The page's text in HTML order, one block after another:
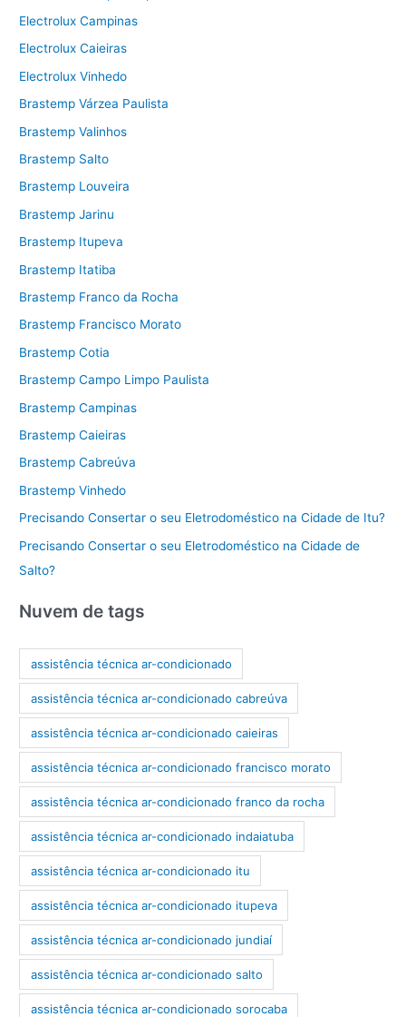
Electrolux Campinas
Electrolux Caieiras
Electrolux Vinhedo
Brastemp Várzea Paulista
Brastemp Valinhos
Brastemp Salto
Brastemp Louveira
Brastemp Jarinu
Brastemp Itupeva
Brastemp Itatiba
Brastemp Franco da Rocha
Brastemp Francisco Morato
Brastemp Cotia
Brastemp Campo Limpo Paulista
Brastemp Campinas
Brastemp Caieiras
Brastemp Cabreúva
Brastemp Vinhedo
Precisando Consertar o seu Eletrodoméstico na Cidade de Itu?
Precisando Consertar o seu Eletrodoméstico na Cidade de
Salto?
Nuvem de tags
assistência técnica ar-condicionado
assistência técnica ar-condicionado cabreúva
assistência técnica ar-condicionado caieiras
assistência técnica ar-condicionado francisco morato
assistência técnica ar-condicionado franco da rocha
assistência técnica ar-condicionado indaiatuba
assistência técnica ar-condicionado itu
assistência técnica ar-condicionado itupeva
assistência técnica ar-condicionado jundiaí
assistência técnica ar-condicionado salto
assistência técnica ar-condicionado sorocaba